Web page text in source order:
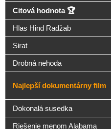
Citová hodnota 🏆
Hlas Hind Radžab
Sirat
Drobná nehoda
Najlepší dokumentárny film
Dokonalá susedka
Riešenie menom Alabama